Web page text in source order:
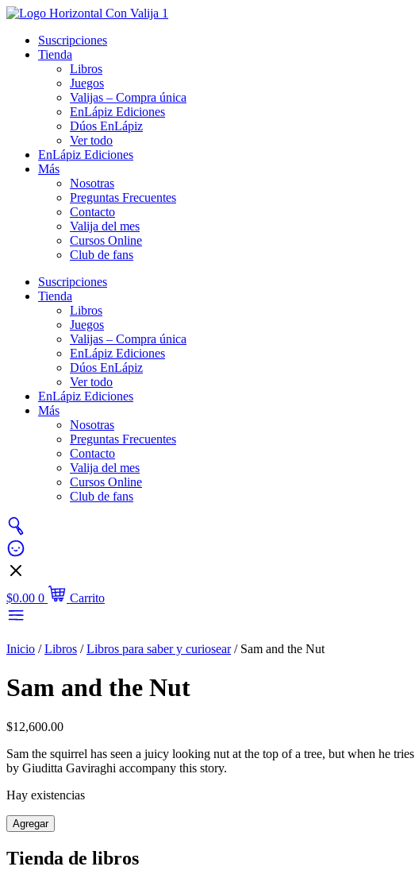
Ir
contenidoSuscripciones
Tienda
Libros
Juegos
Valijas – Compra única
EnLápiz Ediciones
Dúos EnLápiz
Ver todo
EnLápiz Ediciones
Más
Nosotras
Preguntas Frecuentes
Contacto
Valija del mes
Cursos Online
Club de fans
Suscripciones
Tienda
Libros
Juegos
Valijas – Compra única
EnLápiz Ediciones
Dúos EnLápiz
Ver todo
EnLápiz Ediciones
Más
Nosotras
Preguntas Frecuentes
Contacto
Valija del mes
Cursos Online
Club de fans
$0.00 0 Carrito
Inicio /Libros /Libros para saber y curiosear/ Sam and the Nut
Sam and the Nut
$12,600.00
Sam the squirrel has seen a juicy looking nut at the top of a tree, but when he
by Giuditta Gaviraghi accompany this story.
Hay existencias
Sam
and
the
Nut
Agregar
Tienda de libros